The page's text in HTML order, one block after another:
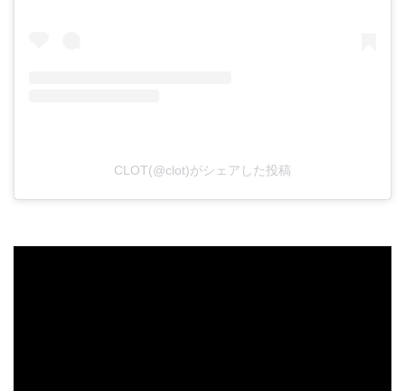
CLOT(@clot)がシェアした投稿